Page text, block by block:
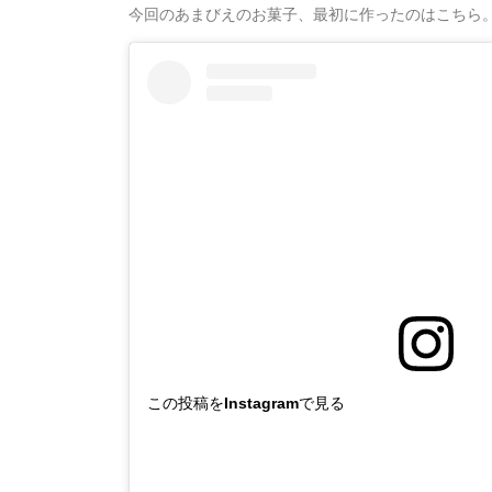
今回のあまびえのお菓子、最初に作ったのはこちら
この投稿をInstagramで見る